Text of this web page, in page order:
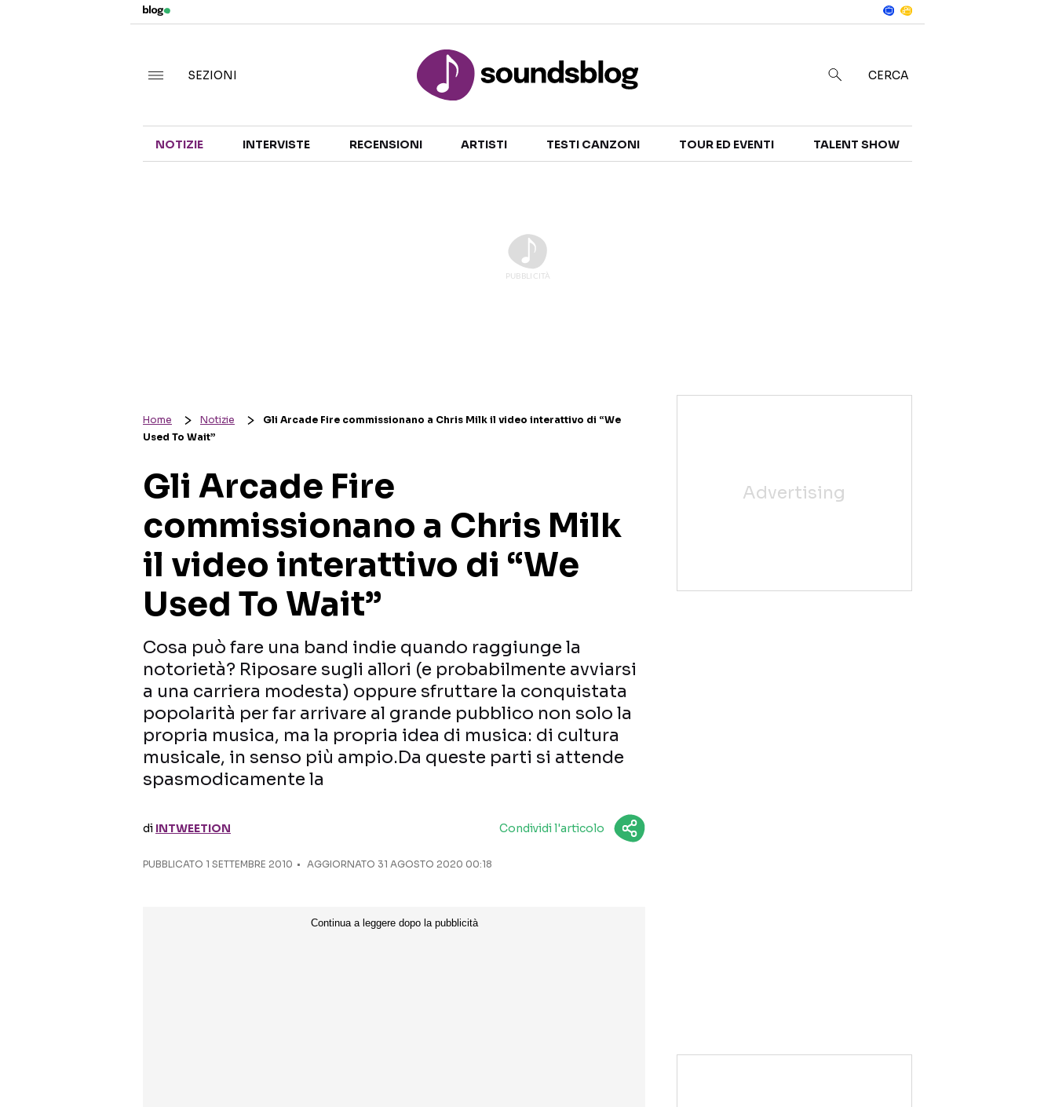
TALENT SHOW
SEZIONI CERCA
NOTIZIE INTERVISTE RECENSIONI ARTISTI TESTI CANZONI TOUR ED EVENTI TALENT SHOW
Home Notizie
Gli Arcade Fire commissionano a Chris Milk il video interattivo di “We
Used To Wait”
Gli Arcade Fire
commissionano a Chris Milk
il video interattivo di “We
Used To Wait”
Cosa può fare una band indie quando raggiunge la
notorietà? Riposare sugli allori (e probabilmente avviarsi
a una carriera modesta) oppure sfruttare la conquistata
popolarità per far arrivare al grande pubblico non solo la
propria musica, ma la propria idea di musica: di cultura
musicale, in senso più ampio.Da queste parti si attende
spasmodicamente la
di INTWEETION Condividi l'articolo
PUBBLICATO 1 SETTEMBRE 2010 AGGIORNATO 31 AGOSTO 2020 00:18